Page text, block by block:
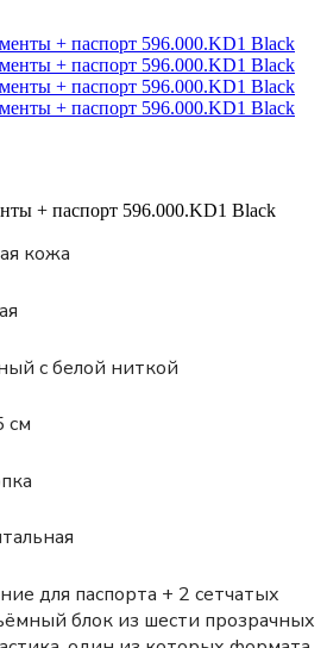
+ паспорт 596.000.KD1 Black
кожа
с белой ниткой
см
для паспорта + 2 сетчатых
блок из шести прозрачных